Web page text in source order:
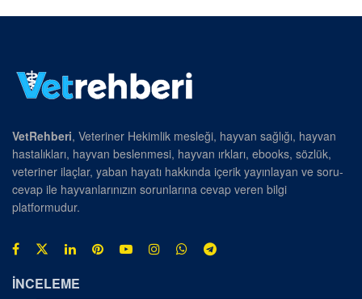
VetRehberi, Veteriner Hekimlik mesleği, hayvan sağlığı, hayvan
hastalıkları, hayvan beslenmesi, hayvan ırkları, ebooks, sözlük,
veteriner ilaçlar, yaban hayatı hakkında içerik yayınlayan ve soru-
cevap ile hayvanlarınızın sorunlarına cevap veren bilgi
platformudur.
İNCELEME